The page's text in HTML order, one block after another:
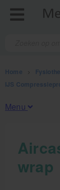
Home
IJS
Menu
Koude
wrap